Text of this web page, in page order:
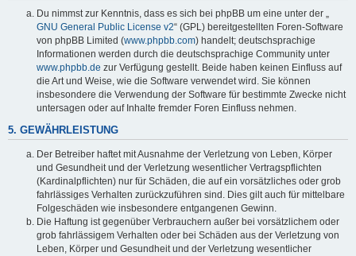
Du nimmst zur Kenntnis, dass es sich bei phpBB um eine unter der „
GNU General Public License v2“ (GPL) bereitgestellten Foren-Software
von phpBB Limited (www.phpbb.com) handelt; deutschsprachige
Informationen werden durch die deutschsprachige Community unter
www.phpbb.de zur Verfügung gestellt. Beide haben keinen Einfluss auf
die Art und Weise, wie die Software verwendet wird. Sie können
insbesondere die Verwendung der Software für bestimmte Zwecke nicht
untersagen oder auf Inhalte fremder Foren Einfluss nehmen.
5. GEWÄHRLEISTUNG
Der Betreiber haftet mit Ausnahme der Verletzung von Leben, Körper
und Gesundheit und der Verletzung wesentlicher Vertragspflichten
(Kardinalpflichten) nur für Schäden, die auf ein vorsätzliches oder grob
fahrlässiges Verhalten zurückzuführen sind. Dies gilt auch für mittelbare
Folgeschäden wie insbesondere entgangenen Gewinn.
Die Haftung ist gegenüber Verbrauchern außer bei vorsätzlichem oder
grob fahrlässigem Verhalten oder bei Schäden aus der Verletzung von
Leben, Körper und Gesundheit und der Verletzung wesentlicher